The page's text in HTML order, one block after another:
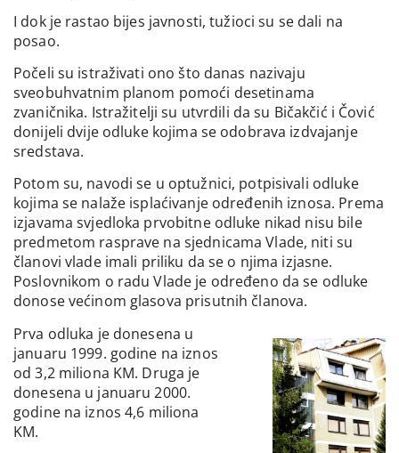
I dok je rastao bijes javnosti, tužioci su se dali na
posao.
Počeli su istraživati ono što danas nazivaju
sveobuhvatnim planom pomoći desetinama
zvaničnika. Istražitelji su utvrdili da su Bičakčić i Čović
donijeli dvije odluke kojima se odobrava izdvajanje
sredstava.
Potom su, navodi se u optužnici, potpisivali odluke
kojima se nalaže isplaćivanje određenih iznosa. Prema
izjavama svjedloka prvobitne odluke nikad nisu bile
predmetom rasprave na sjednicama Vlade, niti su
članovi vlade imali priliku da se o njima izjasne.
Poslovnikom o radu Vlade je određeno da se odluke
donose većinom glasova prisutnih članova.
Prva odluka je donesena u
januaru 1999. godine na iznos
od 3,2 miliona KM. Druga je
donesena u januaru 2000.
godine na iznos 4,6 miliona
KM.